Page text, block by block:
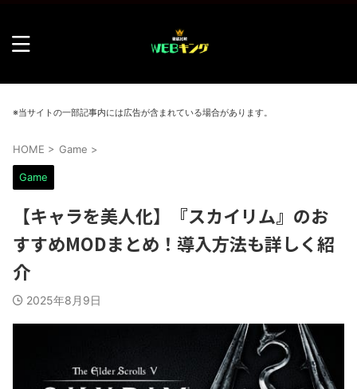
※当サイトの一部記事内には広告が含まれている場合があります。
HOME > Game >
Game
【キャラを美人化】『スカイリム』のお
すすめMODまとめ！導入方法も詳しく紹
介
2025年8月9日